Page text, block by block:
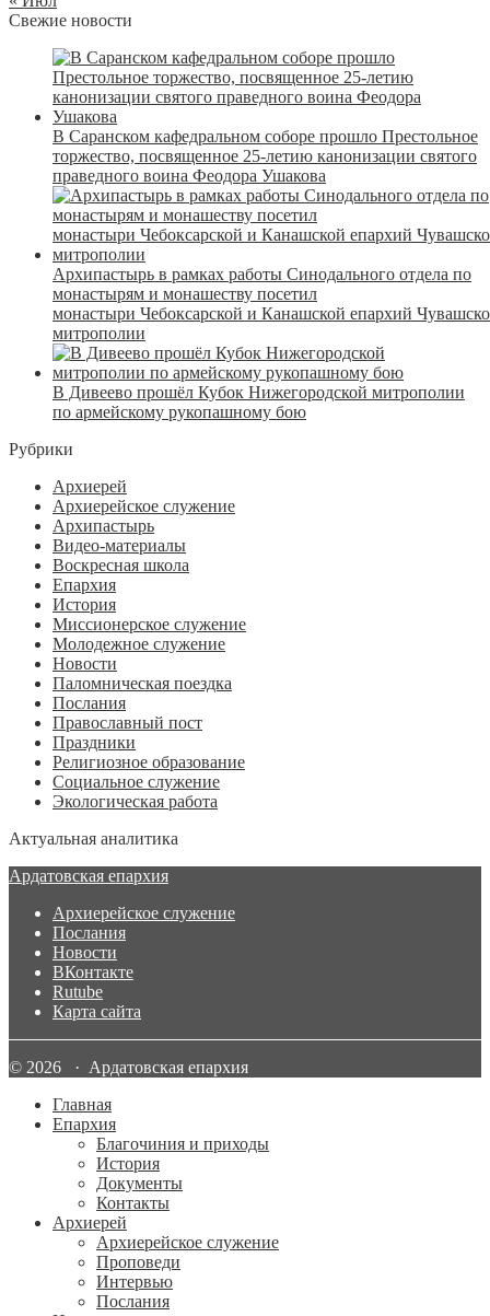
Свежие новости
В Саранском кафедральном соборе прошло Престольное
торжество, посвященное 25-летию канонизации святого
праведного воина Феодора Ушакова
Архипастырь в рамках работы Синодального отдела по
монастырям и монашеству посетил
монастыри Чебоксарской и Канашской епархий
митрополии
В Дивеево прошёл Кубок Нижегородской митрополии
по армейскому рукопашному бою
Рубрики
Архиерей
Архиерейское служение
Архипастырь
Видео-материалы
Воскресная школа
Епархия
История
Миссионерское служение
Молодежное служение
Новости
Паломническая поездка
Послания
Православный пост
Праздники
Религиозное образование
Социальное служение
Экологическая работа
Актуальная аналитика
Ардатовская епархия
Архиерейское служение
Послания
Новости
ВКонтакте
Rutube
Карта сайта
© 2026 · Ардатовская епархия
Главная
Епархия
Благочиния и приходы
История
Документы
Контакты
Архиерей
Архиерейское служение
Проповеди
Интервью
Послания